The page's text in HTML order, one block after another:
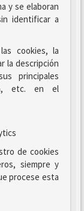
y se elaboran
identificar a
cookies, la
la descripción
principales
etc. en el
de cookies
siempre y
procese esta